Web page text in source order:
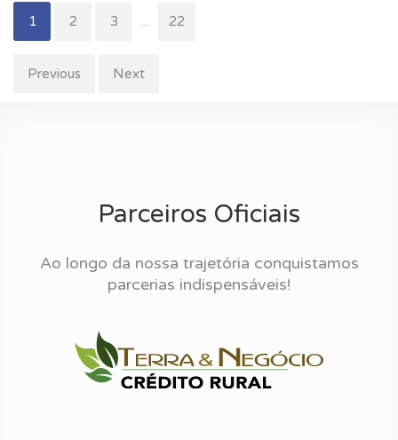
1 2 3 ... 22
Previous Next
Parceiros Oficiais
Ao longo da nossa trajetória conquistamos
parcerias indispensáveis!